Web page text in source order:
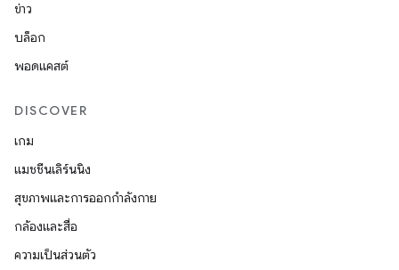
ข่าว
บล็อก
พอดแคสต์
DISCOVER
เกม
แมชชีนเลิร์นนิง
สุขภาพและการออกกำลังกาย
กล้องและสื่อ
ความเป็นส่วนตัว